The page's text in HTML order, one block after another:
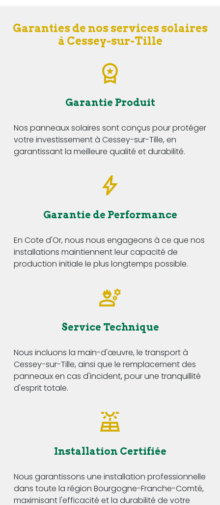
Garanties de nos services solaires
à Cessey-sur-Tille
Garantie Produit
Nos panneaux solaires sont conçus pour protéger
votre investissement à Cessey-sur-Tille, en
garantissant la meilleure qualité et durabilité.
Garantie de Performance
En Cote d'Or, nous nous engageons à ce que nos
installations maintiennent leur capacité de
production initiale le plus longtemps possible.
Service Technique
Nous incluons la main-d'œuvre, le transport à
Cessey-sur-Tille, ainsi que le remplacement des
panneaux en cas d'incident, pour une tranquillité
d'esprit totale.
Installation Certifiée
Nous garantissons une installation professionnelle
dans toute la région Bourgogne-Franche-Comté,
maximisant l'efficacité et la durabilité de votre